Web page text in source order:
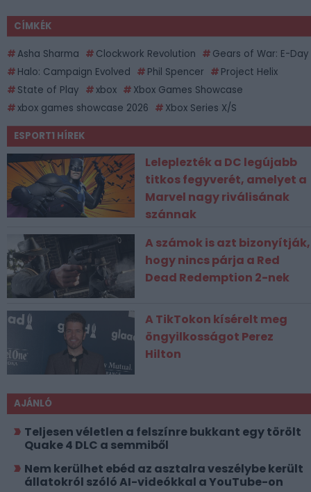
CÍMKÉK
Asha Sharma Clockwork Revolution
Gears of War: E-Day
Halo: Campaign Evolved
Phil Spencer
Project Helix
State of Play
xbox
Xbox Games Showcase
xbox games showcase 2026
Xbox Series X/S
ESPORT1 HÍREK
Leleplezték a DC legújabb
titkos fegyverét, amelyet a
Marvel nagy riválisának
szánnak
A számok is azt bizonyítják,
hogy nincs párja a Red
Dead Redemption 2-nek
A TikTokon kísérelt meg
öngyilkosságot Perez
Hilton
AJÁNLÓ
Teljesen véletlen a felszínre bukkant egy törölt
Quake 4 DLC a semmiből
Nem kerülhet ebéd az asztalra veszélybe került
állatokról szóló AI-videókkal a YouTube-on